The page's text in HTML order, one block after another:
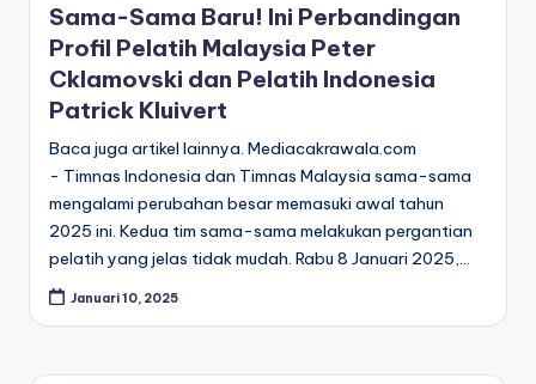
Sama-Sama Baru! Ini Perbandingan
Profil Pelatih Malaysia Peter
Cklamovski dan Pelatih Indonesia
Patrick Kluivert
Baca juga artikel lainnya. Mediacakrawala.com
- Timnas Indonesia dan Timnas Malaysia sama-sama
mengalami perubahan besar memasuki awal tahun
2025 ini. Kedua tim sama-sama melakukan pergantian
pelatih yang jelas tidak mudah. Rabu 8 Januari 2025,…
Januari 10, 2025